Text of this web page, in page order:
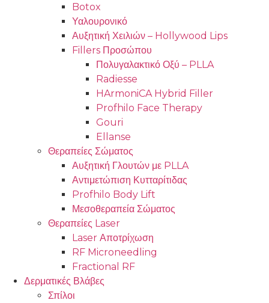
Botox
Υαλουρονικό
Αυξητική Χειλιών – Hollywood Lips
Fillers Προσώπου
Πολυγαλακτικό Οξύ – PLLA
Radiesse
HArmoniCA Hybrid Filler
Profhilo Face Therapy
Gouri
Ellanse
Θεραπείες Σώματος
Αυξητική Γλουτών με PLLA
Αντιμετώπιση Κυτταρίτιδας
Profhilo Body Lift
Μεσοθεραπεία Σώματος
Θεραπείες Laser
Laser Αποτρίχωση
RF Microneedling
Fractional RF
Δερματικές Βλάβες
Σπίλοι